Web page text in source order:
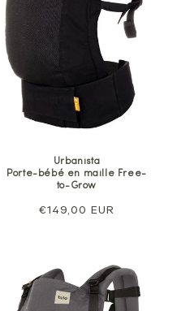
Urbanista
Porte-bébé en maille Free-
to-Grow
Prix
€149,00 EUR